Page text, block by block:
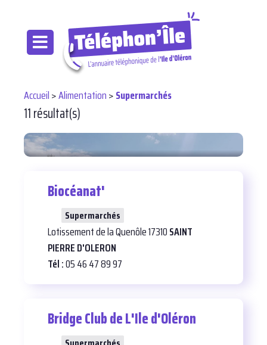
Accueil>Alimentation>Supermarchés
11 résultat(s)
Super U
Supermarché à Saint-Pierre d'Oléron
Biocéanat'
Supermarchés
Lotissement de la Quenôle 17310SAINT
PIERRE D'OLERON
Tél :05 46 47 89 97
Bridge Club de L'Ile d'Oléron